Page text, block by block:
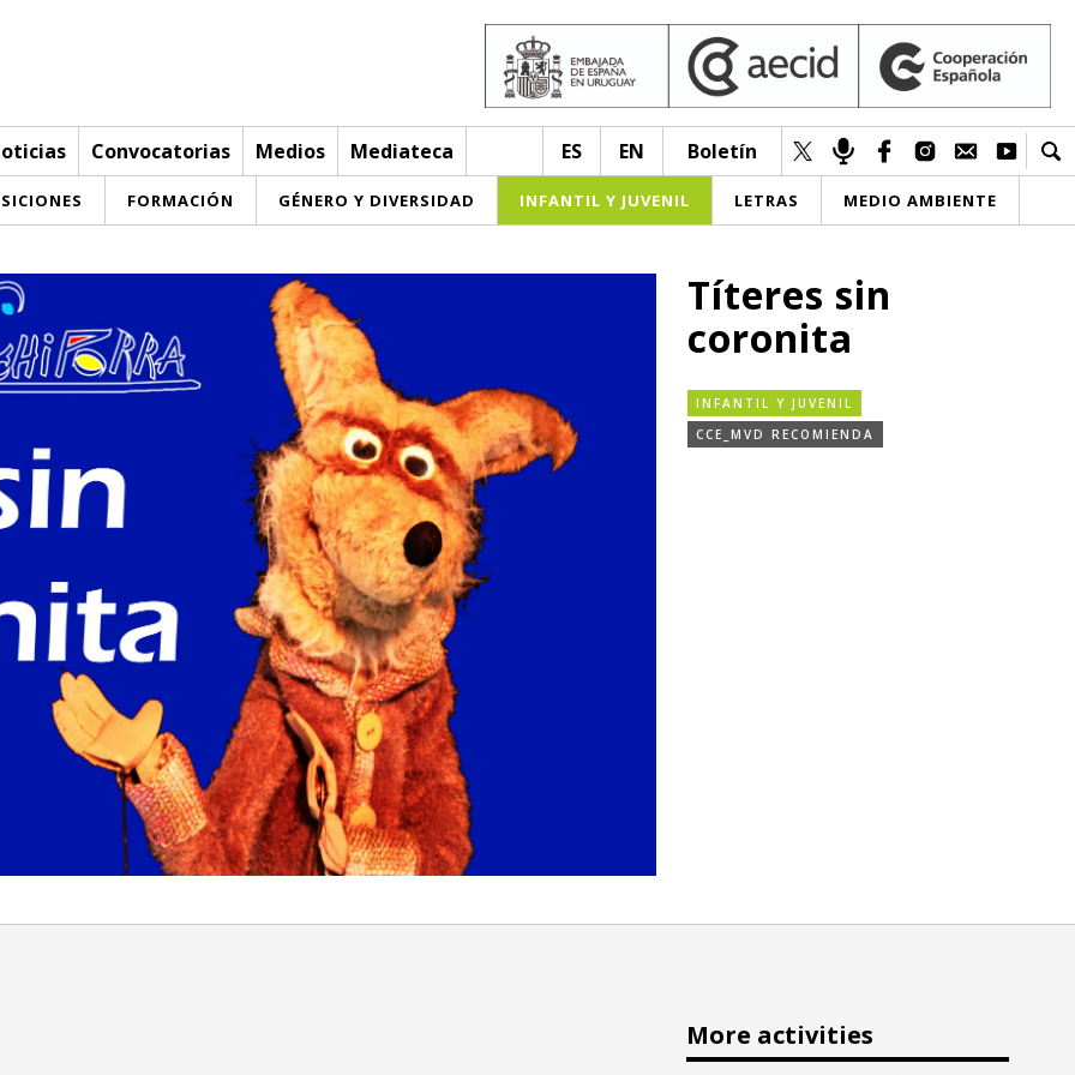
Convocatorias Medios Mediateca ES EN Boletín
FORMACIÓN GÉNERO Y DIVERSIDAD INFANTIL Y JUVENIL LETRAS MEDIO AMBIENTE
Títeres sin
coronita
INFANTIL Y JUVENIL
CCE_MVD RECOMIENDA
More activities